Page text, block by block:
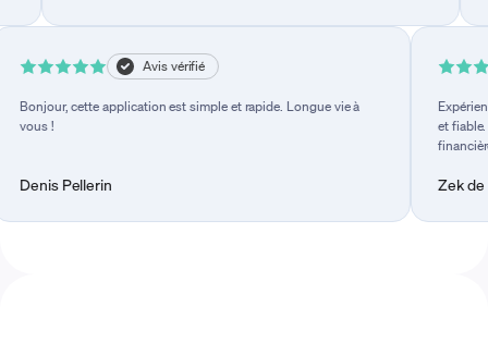
Avis vérifié
cette application est simple et rapide. Longue vie à
Pellerin
Expérience
et fiable. Que
financières ?
Zek de France